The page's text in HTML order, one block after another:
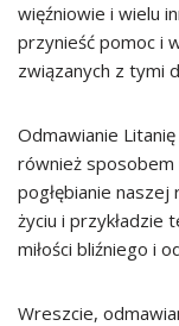
więźniowie i wielu
przynieść pomoc i
związanych z tymi
Odmawianie
również sposobem
pogłębianie
życiu i przykładzie
miłości bliźniego i
Wreszcie,